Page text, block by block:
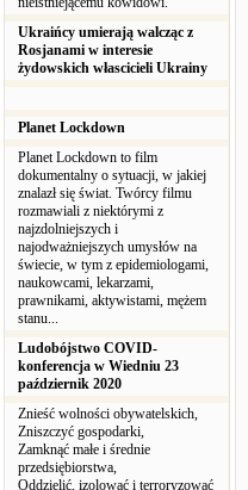
Ukraińcy umierają walcząc z
Rosjanami w interesie
żydowskich włascicieli Ukrainy
Planet Lockdown
Planet Lockdown to film
dokumentalny o sytuacji, w jakiej
znalazł się świat. Twórcy filmu
rozmawiali z niektórymi z
najzdolniejszych i
najodważniejszych umysłów na
świecie, w tym z epidemiologami,
naukowcami, lekarzami,
prawnikami, aktywistami, mężem
stanu...
Ludobójstwo COVID-
konferencja w Wiedniu 23
październik 2020
Znieść wolności obywatelskich,
Zniszczyć gospodarki,
Zamknąć małe i średnie
przedsiębiorstwa,
Oddzielić, izolować i terroryzować